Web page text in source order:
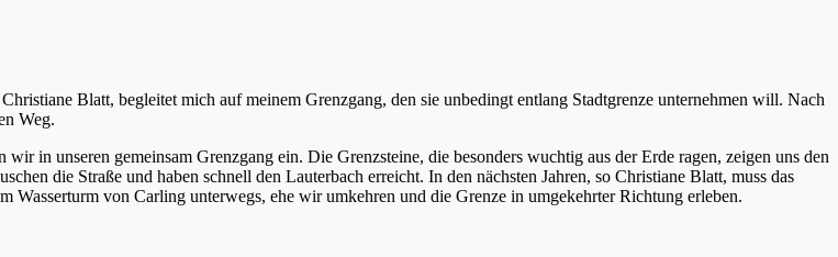
Blatt, begleitet mich auf meinem Grenzgang, den sie unbedingt entlang Stadtgrenze unternehmen will. Nach
Weg.
in unseren gemeinsam Grenzgang ein. Die Grenzsteine, die besonders wuchtig aus der Erde ragen, zeigen uns den
die Straße und haben schnell den Lauterbach erreicht. In den nächsten Jahren, so Christiane Blatt, muss das
von Carling unterwegs, ehe wir umkehren und die Grenze in umgekehrter Richtung erleben.